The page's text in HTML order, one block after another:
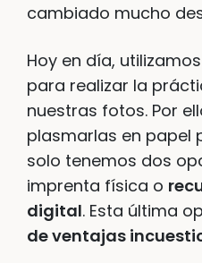
cambiado mucho
Hoy en día,
para realizar la
nuestras fotos. Por
plasmarlas en papel
solo tenemos dos
imprenta física o
digital. Esta última
de ventajas